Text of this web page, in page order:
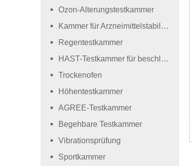
Ozon-Alterungstestkammer
Kammer für Arzneimittelstabilitätstests
Regentestkammer
HAST-Testkammer für beschleunigte Alterung
Trockenofen
Höhentestkammer
AGREE-Testkammer
Begehbare Testkammer
Vibrationsprüfung
Sportkammer